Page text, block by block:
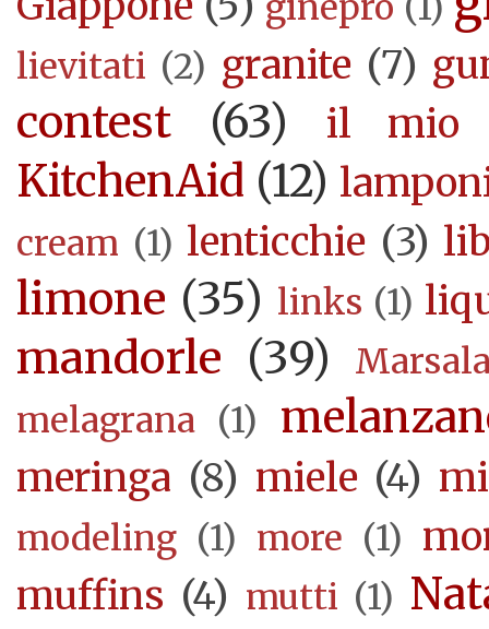
lievitati (2) granite (7)
contest (63) il mio
KitchenAid (12)
cream (1) lenticchie (3)
limone (35) links (1)
mandorle (39)
melagrana (1)
meringa (8) miele (4)
modeling (1) more (1)
muffins (4) mutti (1)